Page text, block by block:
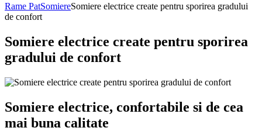
Rame PatSomiereSomiere electrice create pentru sporirea gradului
de confort
Somiere electrice create pentru sporirea
gradului de confort
Somiere electrice, confortabile si de cea
mai buna calitate